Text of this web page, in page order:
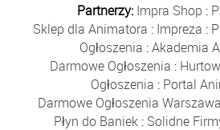
Partnerzy: Impra Shop :
Sklep dla Animatora : Impreza :
Ogłoszenia :Akademia
Darmowe Ogłoszenia :
Ogłoszenia : Portal
Darmowe Ogłoszenia Warszawa
Płyn do Baniek: Solidne